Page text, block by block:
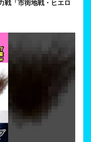
戦「市街地戦・ヒエロ